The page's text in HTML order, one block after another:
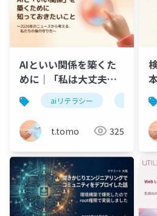
AIといい関係を築くた
めに｜「私は大丈夫」
と思う人ほど陥る、AI
のやさしい罠
aiリテラシー
t.tomo 325